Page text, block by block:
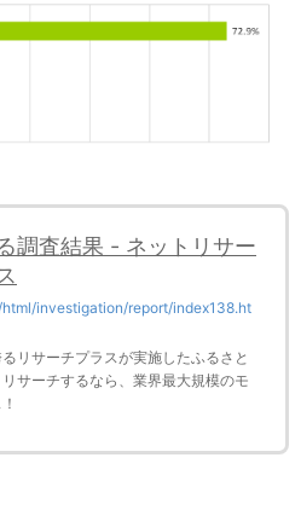
調査結果 - ネットリサー
investigation/report/index138.ht
リサーチプラスが実施したふるさと
サーチするなら、業界最大規模のモ